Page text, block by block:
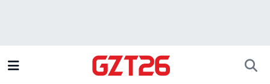
ESKİŞEHİRSPOR
Odunpazarı Trafik Yoğunluk Haritası